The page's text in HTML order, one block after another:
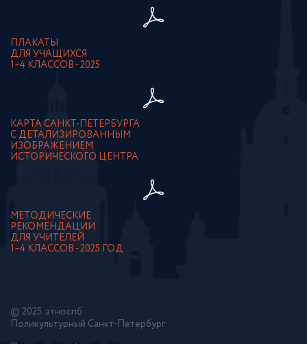
ПЛАКАТЫ
ДЛЯ УЧАЩИХСЯ
1–4 КЛАССОВ - 2025
КАРТА САНКТ-ПЕТЕРБУРГА
С ДЕТАЛИЗИРОВАННЫМ
ИЗОБРАЖЕНИЕМ
ИСТОРИЧЕСКОГО ЦЕНТРА
МЕТОДИЧЕСКИЕ
РЕКОМЕНДАЦИИ
ДЛЯ УЧИТЕЛЕЙ
1–4 КЛАССОВ - 2025 ГОД
© 2025. этноспб
Поликультурный Санкт-Петербург